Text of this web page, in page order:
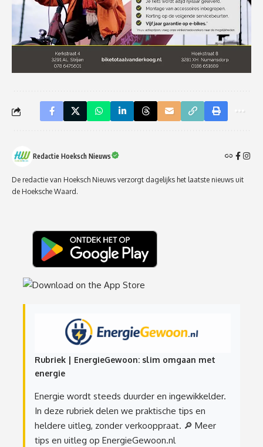
Redactie Hoeksch Nieuws
De redactie van Hoeksch Nieuws verzorgt dagelijks het laatste nieuws uit
de Hoeksche Waard.
Rubriek | EnergieGewoon: slim omgaan met
energie
Energie wordt steeds duurder en ingewikkelder.
In deze rubriek delen we praktische tips en
heldere uitleg, zonder verkooppraat. 🔎 Meer
tips en uitleg op EnergieGewoon.nl